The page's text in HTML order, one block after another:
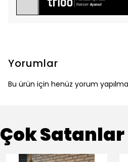
Yorumlar
Bu ürün için henüz yorum
Çok Satanlar